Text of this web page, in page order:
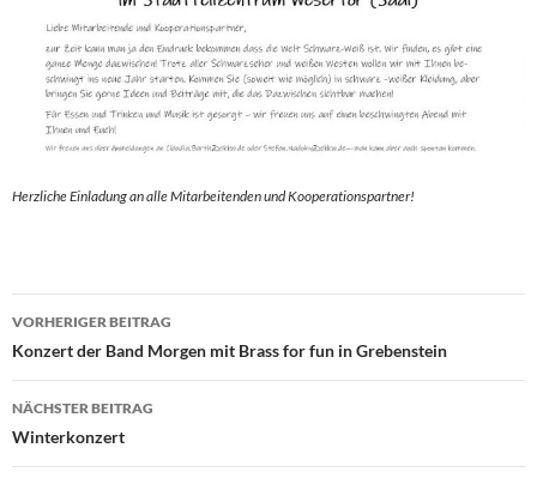
Herzliche Einladung an alle Mitarbeitenden und Kooperationspartner!
Beitragsnavigation
VORHERIGER BEITRAG
Konzert der Band Morgen mit Brass for fun in Grebenstein
NÄCHSTER BEITRAG
Winterkonzert